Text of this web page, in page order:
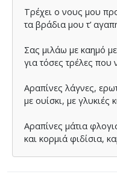
Τρέχει ο νους μου
τα βράδια μου τ’
Σας μιλάω με καημό
για τόσες τρέλες που
Αραπίνες λάγνες,
με ουίσκι, με γλυκιές
Αραπίνες μάτια
και κορμιά φιδίσια,